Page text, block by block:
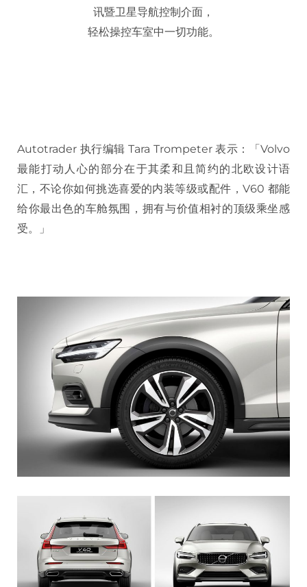
讯暨卫星导航控制介面，
轻松操控车室中一切功能。
Autotrader 执行编辑 Tara Trompeter 表示：「Volvo
最能打动人心的部分在于其柔和且简约的北欧设计语
汇，不论你如何挑选喜爱的内装等级或配件，V60 都能
给你最出色的车舱氛围，拥有与价值相衬的顶级乘坐感
受。」